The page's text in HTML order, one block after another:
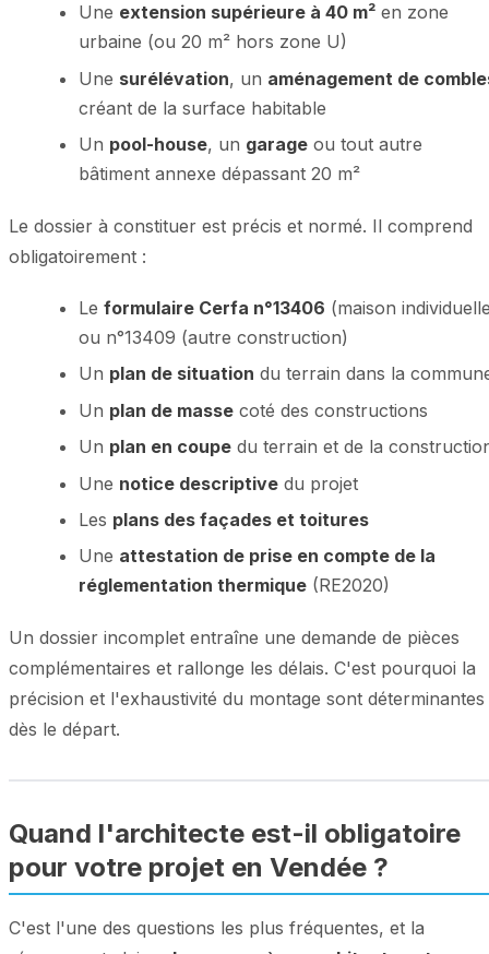
Une extension supérieure à 40 m² en zone
urbaine (ou 20 m² hors zone U)
Une surélévation, un aménagement de
créant de la surface habitable
Un pool-house, un garage ou tout autre
bâtiment annexe dépassant 20 m²
Le dossier à constituer est précis et normé. Il comprend
obligatoirement :
Le formulaire Cerfa n°13406 (maison
ou n°13409 (autre construction)
Un plan de situation du terrain dans la
Un plan de masse coté des constructions
Un plan en coupe du terrain et de la
Une notice descriptive du projet
Les plans des façades et toitures
Une attestation de prise en compte de la
réglementation thermique (RE2020)
Un dossier incomplet entraîne une demande de pièces
complémentaires et rallonge les délais. C'est pourquoi la
précision et l'exhaustivité du montage sont déterminantes
dès le départ.
Quand l'architecte est-il obligatoire
pour votre projet en Vendée ?
C'est l'une des questions les plus fréquentes, et la